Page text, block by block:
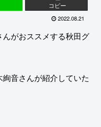
コピー
2022.08.21
がおススメする秋田グ
音さんが紹介していた